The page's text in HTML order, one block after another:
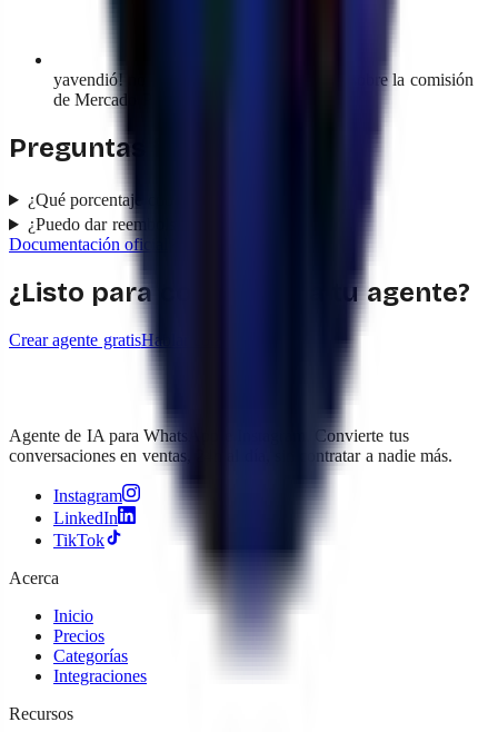
yavendió! no agrega ningún fee adicional sobre la comisión
de Mercado Pago.
Preguntas frecuentes
¿Qué porcentaje cobra Mercado Pago?
¿Puedo dar reembolsos desde yavendió!?
Documentación oficial
¿Listo para conectarla a tu agente?
Crear agente gratisHablar con ventas
Agente de IA para WhatsApp e Instagram. Convierte tus
conversaciones en ventas, 24h al día, sin contratar a nadie más.
Instagram
LinkedIn
TikTok
Acerca
Inicio
Precios
Categorías
Integraciones
Recursos